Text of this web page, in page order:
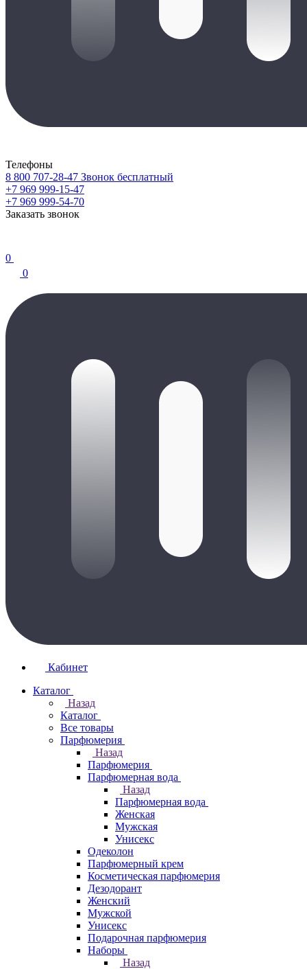
Телефоны
8 800 707-28-47 Звонок бесплатный
+7 969 999-15-47
+7 969 999-54-70
Заказать звонок
0
0
Кабинет
Каталог
Назад
Каталог
Все товары
Парфюмерия
Назад
Парфюмерия
Парфюмерная вода
Назад
Парфюмерная вода
Женская
Мужская
Унисекс
Одеколон
Парфюмерный крем
Косметическая парфюмерия
Дезодорант
Женский
Мужской
Унисекс
Подарочная парфюмерия
Наборы
Назад